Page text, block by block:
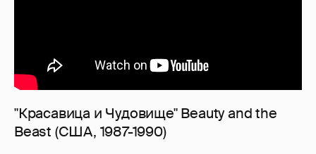
"Красавица и Чудовище" Beauty and the
Beast (США, 1987-1990)